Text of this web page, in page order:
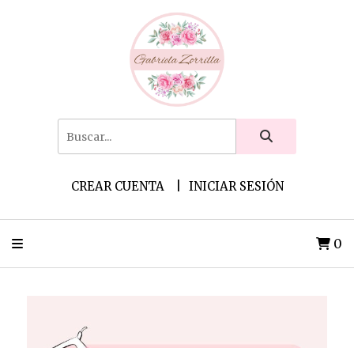
CREAR CUENTA INICIAR SESIÓN
0